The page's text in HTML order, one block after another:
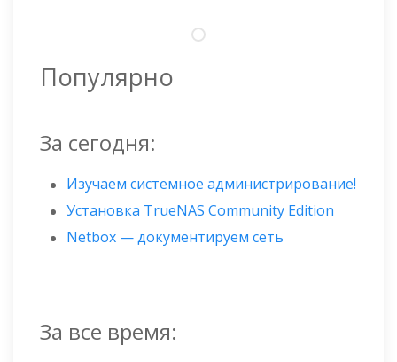
Популярно
За сегодня:
Изучаем системное администрирование!
Установка TrueNAS Community Edition
Netbox — документируем сеть
За все время: